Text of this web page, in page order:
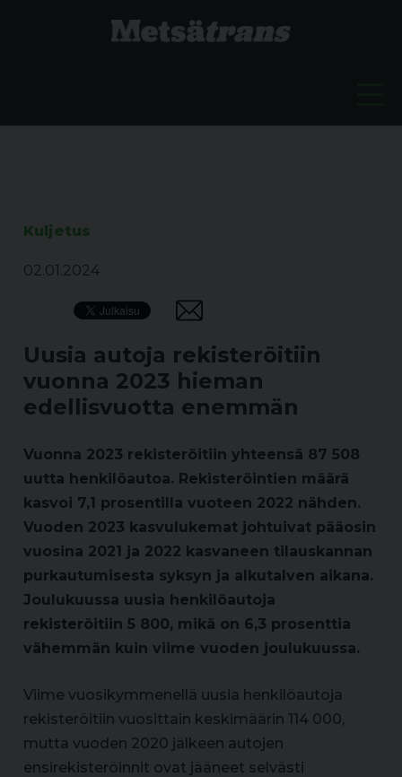
Kuljetus
02.01.2024
Uusia autoja rekisteröitiin
vuonna 2023 hieman
edellisvuotta enemmän
Vuonna 2023 rekisteröitiin yhteensä 87 508
uutta henkilöautoa. Rekisteröintien määrä
kasvoi 7,1 prosentilla vuoteen 2022 nähden.
Vuoden 2023 kasvulukemat johtuivat pääosin
vuosina 2021 ja 2022 kasvaneen tilauskannan
purkautumisesta syksyn ja alkutalven aikana.
Joulukuussa uusia henkilöautoja
rekisteröitiin 5 800, mikä on 6,3 prosenttia
vähemmän kuin viime vuoden joulukuussa.
Viime vuosikymmenellä uusia henkilöautoja
rekisteröitiin vuosittain keskimäärin 114 000,
mutta vuoden 2020 jälkeen autojen
ensirekisteröinnit ovat jääneet selvästi